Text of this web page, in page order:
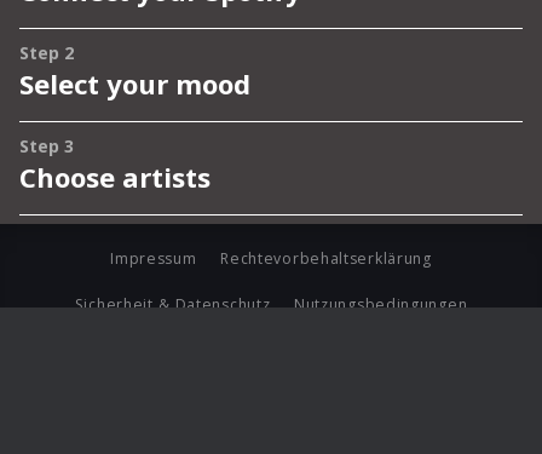
Impressum Rechtevorbehaltserklärung
Sicherheit & Datenschutz Nutzungsbedingungen